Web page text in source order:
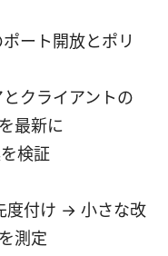
ート開放とポリ
クライアントの
最新に
検証
度付け → 小さな改
測定